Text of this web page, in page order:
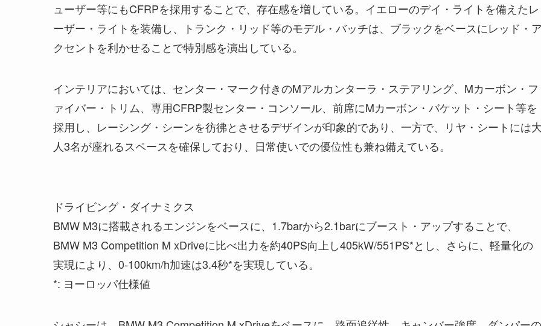
ューザー等にもCFRPを採用することで、存在感を増している。イエローのデイ・ライトを備えたレ
ーザー・ライトを装備し、トランク・リッド等のモデル・バッチは、ブラックをベースにレッド・
クセントを利かせることで特別感を演出している。
インテリアにおいては、センター・マーク付きのMアルカンターラ・ステアリング、Mカーボン・フ
ァイバー・トリム、専用CFRP製センター・コンソール、前席にMカーボン・バケット・シート等を
採用し、レーシング・シーンを彷彿とさせるデザインが印象的であり、一方で、リヤ・シートには
人3名が座れるスペースを確保しており、日常使いでの優位性も兼ね備えている。
ドライビング・ダイナミクス
BMW M3に搭載されるエンジンをベースに、1.7barから2.1barにブースト・アップすることで、
BMW M3 Competition M xDriveに比べ出力を約40PS向上し405kW/551PS*とし、さらに、軽量化の
実現により、0-100km/h加速は3.4秒*を実現している。
*: ヨーロッパ仕様値